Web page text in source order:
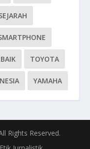
TOYOTA
YAMAHA
Rights Reserved.